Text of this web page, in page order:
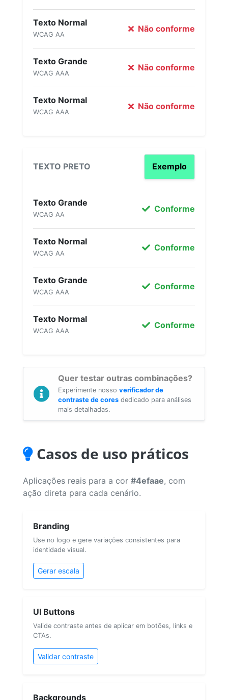
Texto Normal
WCAG AA
Não conforme
Texto Grande
WCAG AAA
Não conforme
Texto Normal
WCAG AAA
Não conforme
TEXTO PRETO Exemplo
Texto Grande
WCAG AA
Conforme
Texto Normal
WCAG AA
Conforme
Texto Grande
WCAG AAA
Conforme
Texto Normal
WCAG AAA
Conforme
Quer testar outras combinações?
Experimente nosso verificador de
contraste de cores dedicado para análises
mais detalhadas.
Casos de uso práticos
Aplicações reais para a cor #4efaae, com
ação direta para cada cenário.
Branding
Use no logo e gere variações consistentes para
identidade visual.
Gerar escala
UI Buttons
Valide contraste antes de aplicar em botões, links e
CTAs.
Validar contraste
Backgrounds